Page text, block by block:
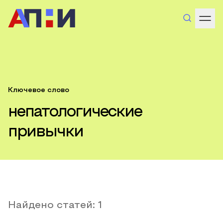
Ключевое слово
непатологические
привычки
Найдено статей: 1